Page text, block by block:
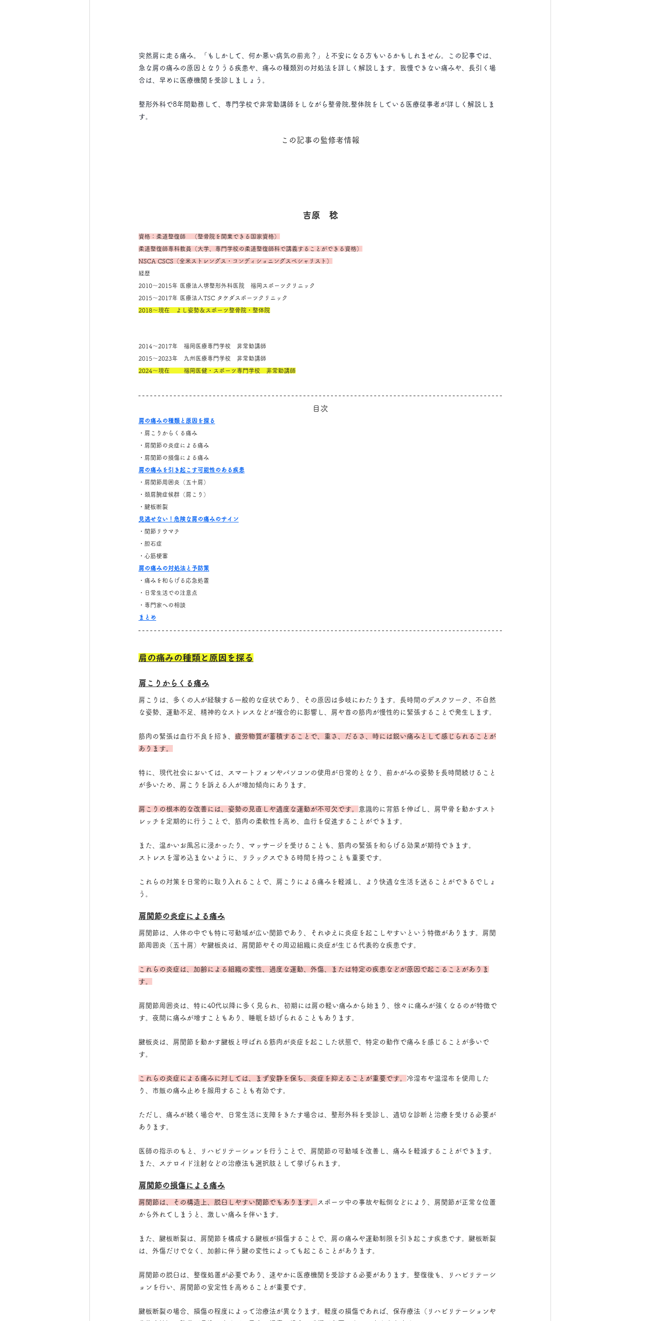
突然肩に走る痛み。「もしかして、何か悪い病気の前兆？」と不安になる方もいるかもしれません。この記事では、
急な肩の痛みの原因となりうる疾患や、痛みの種類別の対処法を詳しく解説します。我慢できない痛みや、長引く場
合は、早めに医療機関を受診しましょう。
整形外科で8年間勤務して、専門学校で非常勤講師をしながら整骨院,整体院をしている医療従事者が詳しく解説しま
す。
この記事の監修者情報
吉原　稔
資格：柔道整復師　（整骨院を開業できる国家資格）
柔道整復師専科教員（大学、専門学校の柔道整復師科で講義することができる資格）
NSCA CSCS（全米ストレングス・コンディショニングスペシャリスト）
経歴
2010～2015年 医療法人堺整形外科医院　福岡スポーツクリニック
2015～2017年 医療法人TSC タケダスポーツクリニック
2018～現在　よし姿勢＆スポーツ整骨院・整体院
2014～2017年　福岡医療専門学校　非常勤講師
2015～2023年　九州医療専門学校　非常勤講師
2024～現在　　 福岡医健・スポーツ専門学校　非常勤講師
目次
肩の痛みの種類と原因を探る
・肩こりからくる痛み
・肩関節の炎症による痛み
・肩関節の損傷による痛み
肩の痛みを引き起こす可能性のある疾患
・肩関節周囲炎（五十肩）
・頚肩腕症候群（肩こり）
・腱板断裂
見逃せない！危険な肩の痛みのサイン
・関節リウマチ
・胆石症
・心筋梗塞
肩の痛みの対処法と予防策
・痛みを和らげる応急処置
・日常生活での注意点
・専門家への相談
まとめ
肩の痛みの種類と原因を探る
肩こりからくる痛み
肩こりは、多くの人が経験する一般的な症状であり、その原因は多岐にわたります。長時間のデスクワーク、不自然
な姿勢、運動不足、精神的なストレスなどが複合的に影響し、肩や首の筋肉が慢性的に緊張することで発生します。
筋肉の緊張は血行不良を招き、 疲労物質が蓄積することで、重さ、だるさ、時には鋭い痛みとして感じられることが
あります。
特に、現代社会においては、スマートフォンやパソコンの使用が日常的となり、前かがみの姿勢を長時間続けること
が多いため、肩こりを訴える人が増加傾向にあります。
肩こりの根本的な改善には、姿勢の見直しや適度な運動が不可欠です。 意識的に背筋を伸ばし、肩甲骨を動かすスト
レッチを定期的に行うことで、筋肉の柔軟性を高め、血行を促進することができます。
また、温かいお風呂に浸かったり、マッサージを受けることも、筋肉の緊張を和らげる効果が期待できます。
ストレスを溜め込まないように、リラックスできる時間を持つことも重要です。
これらの対策を日常的に取り入れることで、肩こりによる痛みを軽減し、より快適な生活を送ることができるでしょ
う。
肩関節の炎症による痛み
肩関節は、人体の中でも特に可動域が広い関節であり、それゆえに炎症を起こしやすいという特徴があります。肩関
節周囲炎（五十肩）や腱板炎は、肩関節やその周辺組織に炎症が生じる代表的な疾患です。
これらの炎症は、加齢による組織の変性、過度な運動、外傷、または特定の疾患などが原因で起こることがありま
す。
肩関節周囲炎は、特に40代以降に多く見られ、初期には肩の軽い痛みから始まり、徐々に痛みが強くなるのが特徴で
す。夜間に痛みが増すこともあり、睡眠を妨げられることもあります。
腱板炎は、肩関節を動かす腱板と呼ばれる筋肉が炎症を起こした状態で、特定の動作で痛みを感じることが多いで
す。
これらの炎症による痛みに対しては、まず安静を保ち、炎症を抑えることが重要です。 冷湿布や温湿布を使用した
り、市販の痛み止めを服用することも有効です。
ただし、痛みが続く場合や、日常生活に支障をきたす場合は、整形外科を受診し、適切な診断と治療を受ける必要が
あります。
医師の指示のもと、リハビリテーションを行うことで、肩関節の可動域を改善し、痛みを軽減することができます。
また、ステロイド注射などの治療法も選択肢として挙げられます。
肩関節の損傷による痛み
肩関節は、その構造上、脱臼しやすい関節でもあります。
スポーツ中の事故や転倒などにより、肩関節が正常な位置
から外れてしまうと、激しい痛みを伴います。
また、腱板断裂は、肩関節を構成する腱板が損傷することで、肩の痛みや運動制限を引き起こす疾患です。腱板断裂
は、外傷だけでなく、加齢に伴う腱の変性によっても起こることがあります。
肩関節の脱臼は、整復処置が必要であり、速やかに医療機関を受診する必要があります。整復後も、リハビリテーシ
ョンを行い、肩関節の安定性を高めることが重要です。
腱板断裂の場合、損傷の程度によって治療法が異なります。軽度の損傷であれば、保存療法（リハビリテーションや